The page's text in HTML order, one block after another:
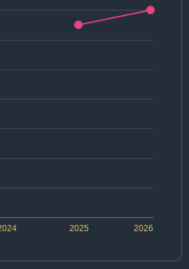
2026
2025